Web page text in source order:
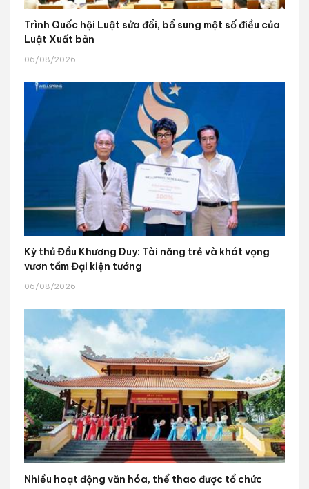
Trình Quốc hội Luật sửa đổi, bổ sung một số điều của
Luật Xuất bản
06/08/2026
Kỳ thủ Đầu Khương Duy: Tài năng trẻ và khát vọng
vươn tầm Đại kiện tướng
06/08/2026
Nhiều hoạt động văn hóa, thể thao được tổ chức